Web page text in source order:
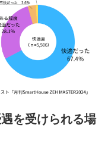
を受けられる場